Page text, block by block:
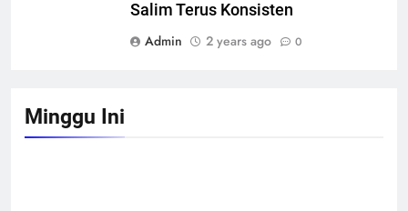
Salim Terus Konsisten
Admin
2 years ago 0
Minggu Ini